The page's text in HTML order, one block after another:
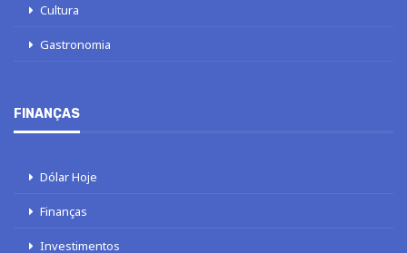
Cultura
Gastronomia
FINANÇAS
Dólar Hoje
Finanças
Investimentos